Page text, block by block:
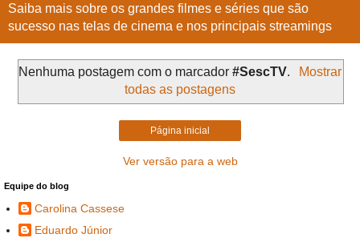
Saiba mais sobre os grandes filmes e séries que são
sucesso nas telas de cinema e nos principais streamings
Nenhuma postagem com o marcador#SescTV.
Mostrar
todas as postagens
Página inicial
Ver versão para a web
Equipe do blog
Carolina Cassese
Eduardo Júnior